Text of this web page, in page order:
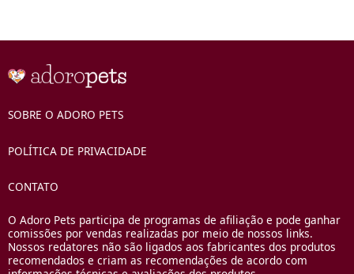
SOBRE O ADORO PETS
POLÍTICA DE PRIVACIDADE
CONTATO
O Adoro Pets participa de programas de afiliação e pode ganhar
comissões por vendas realizadas por meio de nossos links.
Nossos redatores não são ligados aos fabricantes dos produtos
recomendados e criam as recomendações de acordo com